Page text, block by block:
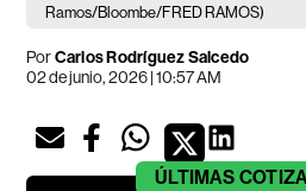
Ramos/Bloombe/FRED RAMOS)
PorCarlos Rodríguez Salcedo
02 de junio, 2026 | 10:57 AM
ÚLTIMAS